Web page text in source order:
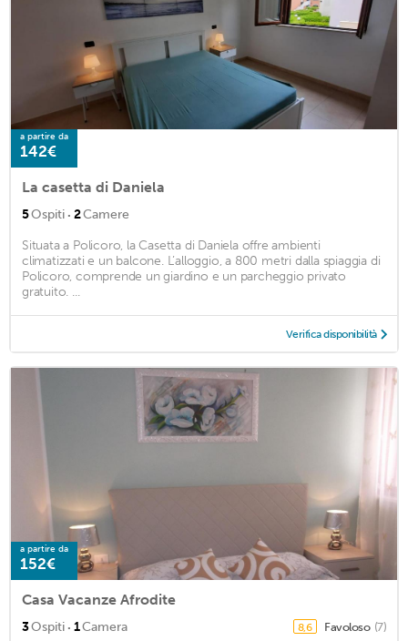
a partire da
142€
La casetta di Daniela
5Ospiti · 2Camere
Situata a Policoro, la Casetta di Daniela offre ambienti
climatizzati e un balcone. L’alloggio, a 800 metri dalla spiaggia di
Policoro, comprende un giardino e un parcheggio privato
gratuito. ...
Verifica disponibilità
a partire da
152€
Casa Vacanze Afrodite
3Ospiti · 1Camera 8,6 Favoloso (7)